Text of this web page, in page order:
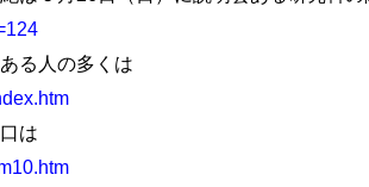
る人の多くは
は